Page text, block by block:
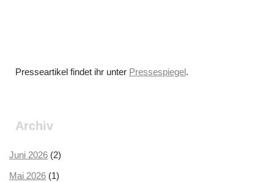
Presseartikel findet ihr unter Pressespiegel .
Archiv
Juni 2026 (2)
Mai 2026 (1)